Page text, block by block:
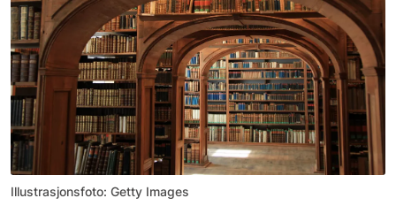
Illustrasjonsfoto: Getty Images